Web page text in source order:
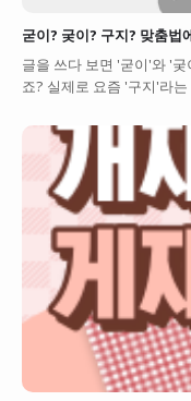
굳이? 궂이? 구지? 맞춤법
글을 쓰다 보면 '굳이'와 '
죠? 실제로 요즘 '구지'라